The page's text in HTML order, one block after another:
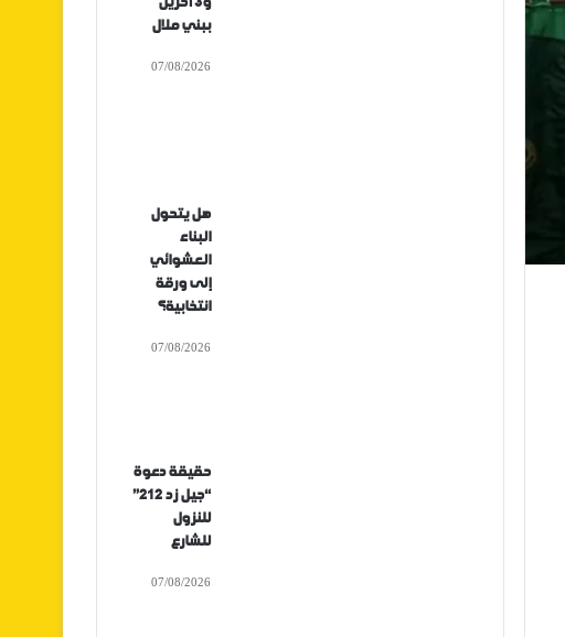
ببني ملال
07/08/2026
هل يتحول
البناء
العشوائي
إلى ورقة
انتخابية؟
07/08/2026
حقيقة دعوة
“جيل زد 212”
للنزول
للشارع
07/08/2026